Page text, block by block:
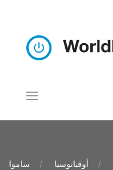
أوقيانوسيا
ساموا